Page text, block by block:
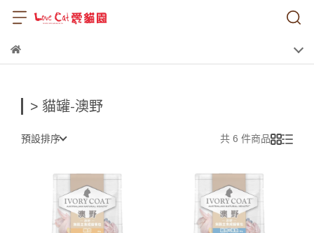
> 貓罐-澳野
預設排序 共 6 件商品